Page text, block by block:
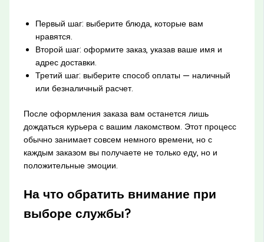
Первый шаг: выберите блюда, которые вам
нравятся.
Второй шаг: оформите заказ, указав ваше имя и
адрес доставки.
Третий шаг: выберите способ оплаты — наличный
или безналичный расчет.
После оформления заказа вам останется лишь
дождаться курьера с вашим лакомством. Этот процесс
обычно занимает совсем немного времени, но с
каждым заказом вы получаете не только еду, но и
положительные эмоции.
На что обратить внимание при
выборе службы?